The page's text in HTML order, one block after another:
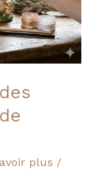
plus /